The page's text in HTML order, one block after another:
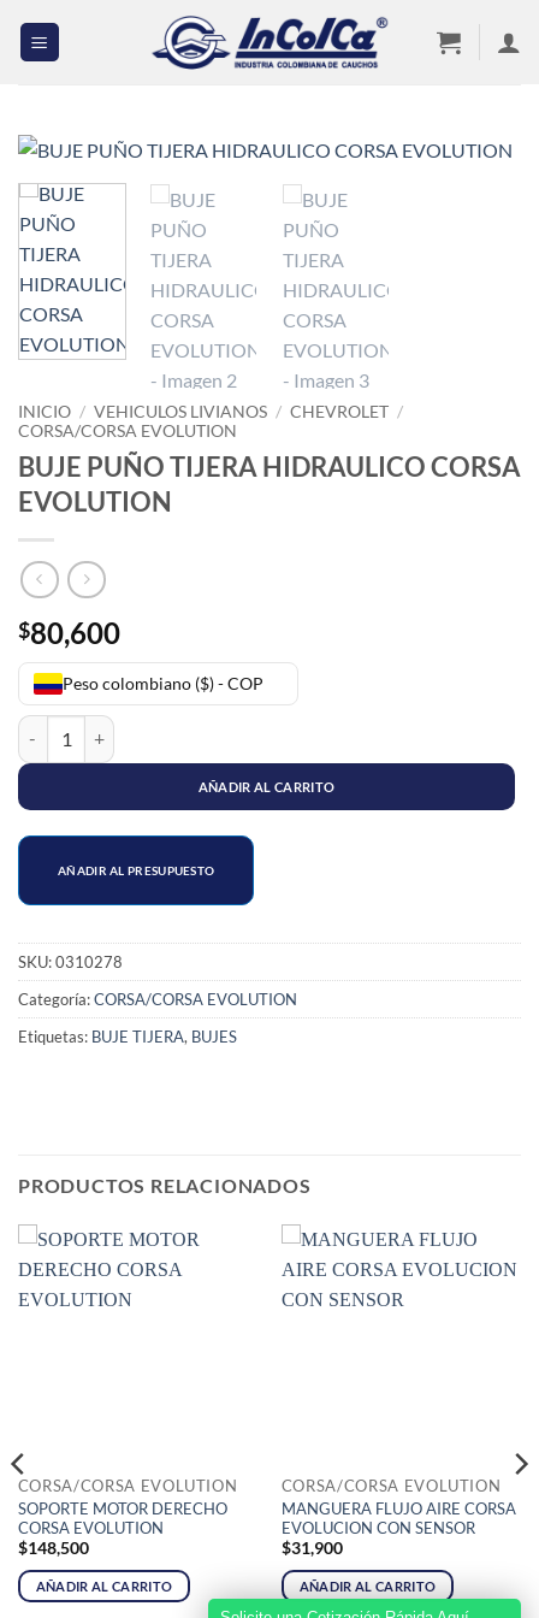
INICIO / VEHICULOS LIVIANOS / CHEVROLET /
CORSA/CORSA EVOLUTION
BUJE PUÑO TIJERA HIDRAULICO CORSA
EVOLUTION
$80,600
Peso colombiano ($) - COP
BUJE PUÑO TIJERA HIDRAULICO CORSA EVOLUTION cantidad
AÑADIR AL CARRITO
AÑADIR AL PRESUPUESTO
SKU:0310278
Categoría:CORSA/CORSA EVOLUTION
Etiquetas: BUJE TIJERA, BUJES
PRODUCTOS RELACIONADOS
CORSA/CORSA EVOLUTION
SOPORTE MOTOR DERECHO
CORSA EVOLUTION
$148,500
AÑADIR AL CARRITO
CORSA/CORSA EVOLUTION
MANGUERA FLUJO AIRE CORSA
EVOLUCION CON SENSOR
$31,900
AÑADIR AL CARRITO